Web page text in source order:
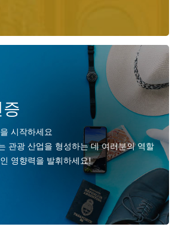
시작하세요
관광 산업을 형성하는 데 여러분의 역할
영향력을 발휘하세요!